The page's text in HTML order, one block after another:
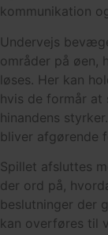
kommunikation
Undervejs
områder på øen,
løses. Her kan
hvis de formår
hinandens
bliver afgørende
Spillet afsluttes
der ord på,
beslutninger der
kan overføres til